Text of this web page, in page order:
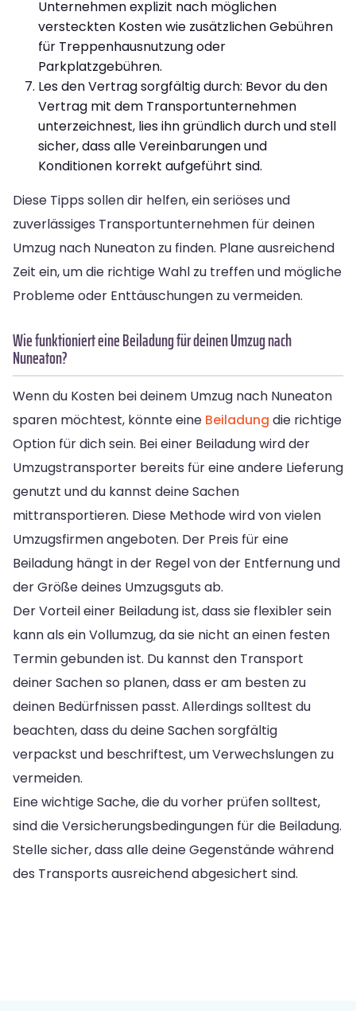
Unternehmen explizit nach möglichen
versteckten Kosten wie zusätzlichen Gebühren
für Treppenhausnutzung oder
Parkplatzgebühren.
Les den Vertrag sorgfältig durch: Bevor du den
Vertrag mit dem Transportunternehmen
unterzeichnest, lies ihn gründlich durch und stell
sicher, dass alle Vereinbarungen und
Konditionen korrekt aufgeführt sind.
Diese Tipps sollen dir helfen, ein seriöses und
zuverlässiges Transportunternehmen für deinen
Umzug nach Nuneaton zu finden. Plane ausreichend
Zeit ein, um die richtige Wahl zu treffen und mögliche
Probleme oder Enttäuschungen zu vermeiden.
Wie funktioniert eine Beiladung für deinen Umzug nach
Nuneaton?
Wenn du Kosten bei deinem Umzug nach Nuneaton
sparen möchtest, könnte eine Beiladung die richtige
Option für dich sein. Bei einer Beiladung wird der
Umzugstransporter bereits für eine andere Lieferung
genutzt und du kannst deine Sachen
mittransportieren. Diese Methode wird von vielen
Umzugsfirmen angeboten. Der Preis für eine
Beiladung hängt in der Regel von der Entfernung und
der Größe deines Umzugsguts ab.
Der Vorteil einer Beiladung ist, dass sie flexibler sein
kann als ein Vollumzug, da sie nicht an einen festen
Termin gebunden ist. Du kannst den Transport
deiner Sachen so planen, dass er am besten zu
deinen Bedürfnissen passt. Allerdings solltest du
beachten, dass du deine Sachen sorgfältig
verpackst und beschriftest, um Verwechslungen zu
vermeiden.
Eine wichtige Sache, die du vorher prüfen solltest,
sind die Versicherungsbedingungen für die Beiladung.
Stelle sicher, dass alle deine Gegenstände während
des Transports ausreichend abgesichert sind.